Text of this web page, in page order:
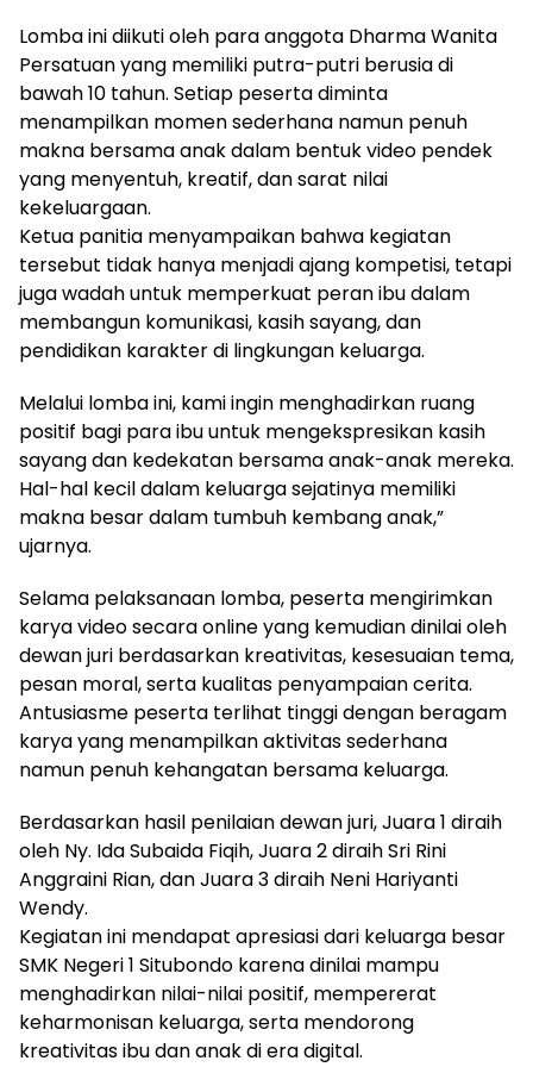
Lomba ini diikuti oleh para anggota Dharma Wanita
Persatuan yang memiliki putra-putri berusia di
bawah 10 tahun. Setiap peserta diminta
menampilkan momen sederhana namun penuh
makna bersama anak dalam bentuk video pendek
yang menyentuh, kreatif, dan sarat nilai
kekeluargaan.
Ketua panitia menyampaikan bahwa kegiatan
tersebut tidak hanya menjadi ajang kompetisi, tetapi
juga wadah untuk memperkuat peran ibu dalam
membangun komunikasi, kasih sayang, dan
pendidikan karakter di lingkungan keluarga.
Melalui lomba ini, kami ingin menghadirkan ruang
positif bagi para ibu untuk mengekspresikan kasih
sayang dan kedekatan bersama anak-anak mereka.
Hal-hal kecil dalam keluarga sejatinya memiliki
makna besar dalam tumbuh kembang anak,”
ujarnya.
Selama pelaksanaan lomba, peserta mengirimkan
karya video secara online yang kemudian dinilai oleh
dewan juri berdasarkan kreativitas, kesesuaian tema,
pesan moral, serta kualitas penyampaian cerita.
Antusiasme peserta terlihat tinggi dengan beragam
karya yang menampilkan aktivitas sederhana
namun penuh kehangatan bersama keluarga.
Berdasarkan hasil penilaian dewan juri, Juara 1 diraih
oleh Ny. Ida Subaida Fiqih, Juara 2 diraih Sri Rini
Anggraini Rian, dan Juara 3 diraih Neni Hariyanti
Wendy.
Kegiatan ini mendapat apresiasi dari keluarga besar
SMK Negeri 1 Situbondo karena dinilai mampu
menghadirkan nilai-nilai positif, mempererat
keharmonisan keluarga, serta mendorong
kreativitas ibu dan anak di era digital.